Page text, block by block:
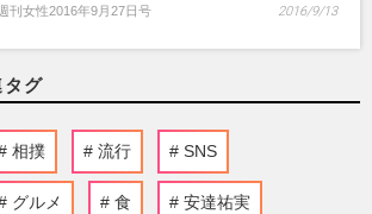
刊女性2016年9月27日号 2016/9/13
タグ
相撲 流行 SNS
グルメ 食 安達祐実